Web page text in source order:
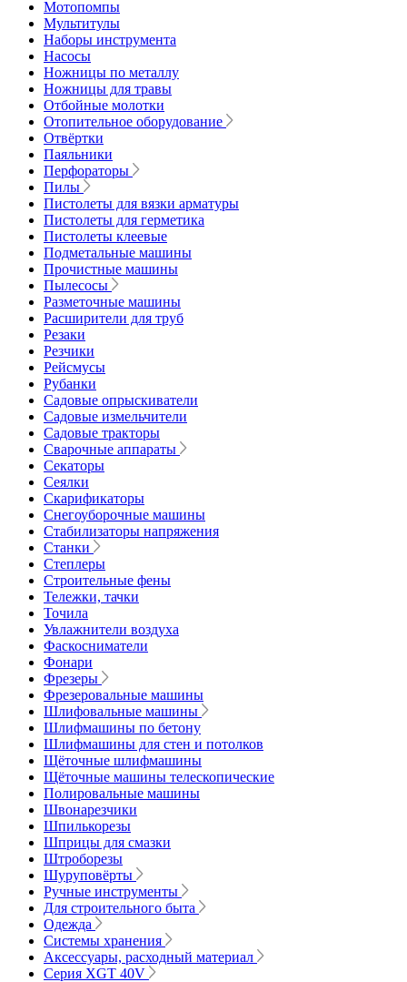
Мотопомпы
Мультитулы
Наборы инструмента
Насосы
Ножницы по металлу
Ножницы для травы
Отбойные молотки
Отопительное оборудование
Отвёртки
Паяльники
Перфораторы
Пилы
Пистолеты для вязки арматуры
Пистолеты для герметика
Пистолеты клеевые
Подметальные машины
Прочистные машины
Пылесосы
Разметочные машины
Расширители для труб
Резаки
Резчики
Рейсмусы
Рубанки
Садовые опрыскиватели
Садовые измельчители
Садовые тракторы
Сварочные аппараты
Секаторы
Сеялки
Скарификаторы
Снегоуборочные машины
Стабилизаторы напряжения
Станки
Степлеры
Строительные фены
Тележки, тачки
Точила
Увлажнители воздуха
Фаскосниматели
Фонари
Фрезеры
Фрезеровальные машины
Шлифовальные машины
Шлифмашины по бетону
Шлифмашины для стен и потолков
Щёточные шлифмашины
Щёточные машины телескопические
Полировальные машины
Швонарезчики
Шпилькорезы
Шприцы для смазки
Штроборезы
Шуруповёрты
Ручные инструменты
Для строительного быта
Одежда
Системы хранения
Аксессуары, расходный материал
Серия XGT 40V